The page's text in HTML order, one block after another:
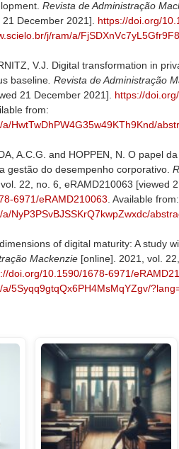
Revista de Administração
December 2021]. https://doi.org/
j/ram/a/
V.J. Digital transformation in
baseline Revista de Administração
21 December 2021]. https://
from:
HwtTwDhPW4G35w49KTh9Knd/
A.C.G. and HOPPEN, N. O papel
gestão do desempenho corporativo.
22, no. 6, eRAMD210063 [viewed
6971/eRAMD210063 . Available from:
NyP3PSvBJSSKrQ7kwpZwxdc/
of digital maturity: A study
Mackenzie [online]. 2021, vol.
doi.org/10.1590/1678-6971/
5Syqq9gtqQx6PH4MsMqYZgv/